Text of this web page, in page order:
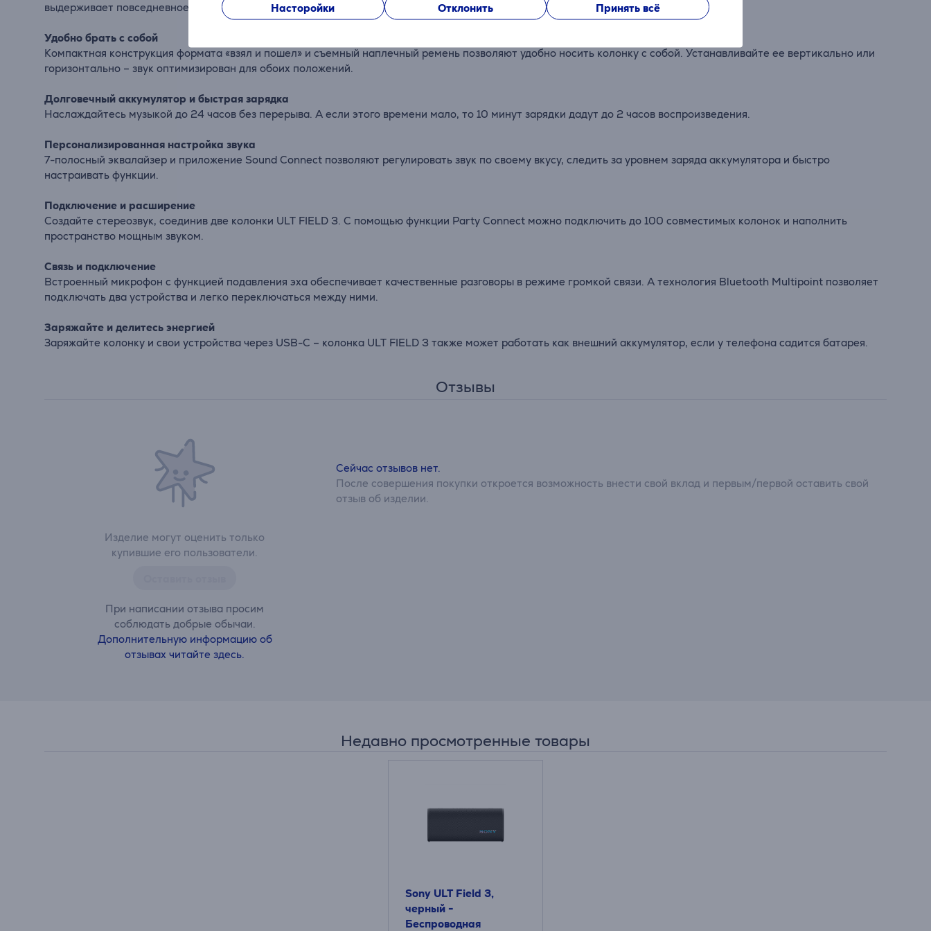
Насторойки Отклонить Принять всё
выдерживает повседневное использование.
Удобно брать с собой
Компактная конструкция формата «взял и пошел» и съемный наплечный ремень позволяют удобно носить колонку с собой. Устанавливайте ее вертикально или
горизонтально – звук оптимизирован для обоих положений.
Долговечный аккумулятор и быстрая зарядка
Наслаждайтесь музыкой до 24 часов без перерыва. А если этого времени мало, то 10 минут зарядки дадут до 2 часов воспроизведения.
Персонализированная настройка звука
7-полосный эквалайзер и приложение Sound Connect позволяют регулировать звук по своему вкусу, следить за уровнем заряда аккумулятора и быстро
настраивать функции.
Подключение и расширение
Создайте стереозвук, соединив две колонки ULT FIELD 3. С помощью функции Party Connect можно подключить до 100 совместимых колонок и наполнить
пространство мощным звуком.
Связь и подключение
Встроенный микрофон с функцией подавления эха обеспечивает качественные разговоры в режиме громкой связи. А технология Bluetooth Multipoint позволяет
подключать два устройства и легко переключаться между ними.
Заряжайте и делитесь энергией
Заряжайте колонку и свои устройства через USB-C – колонка ULT FIELD 3 также может работать как внешний аккумулятор, если у телефона садится батарея.
Отзывы
Изделие могут оценить только
купившие его пользователи.
При написании отзыва просим
соблюдать добрые обычаи.
Дополнительную информацию об
отзывах читайте здесь.
Сейчас отзывов нет.
После совершения покупки откроется возможность внести свой вклад и первым/первой оставить свой
отзыв об изделии.
Недавно просмотренные товары
Sony ULT Field 3,
черный -
Беспроводная